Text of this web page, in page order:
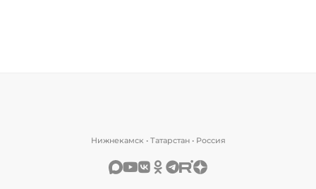
Нижнекамск • Татарстан • Россия